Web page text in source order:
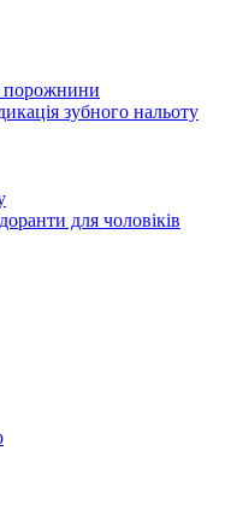
порожнини
зубного нальоту
для чоловіків